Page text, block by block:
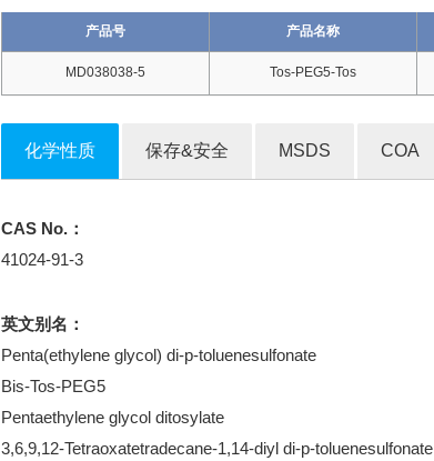
产品号 产品名称
MD038038-5 Tos-PEG5-Tos
化学性质 保存&安全 MSDS COA
CAS No.：
41024-91-3
英文别名：
Penta(ethylene glycol) di-p-toluenesulfonate
Bis-Tos-PEG5
Pentaethylene glycol ditosylate
3,6,9,12-Tetraoxatetradecane-1,14-diyl di-p-toluenesulfonate